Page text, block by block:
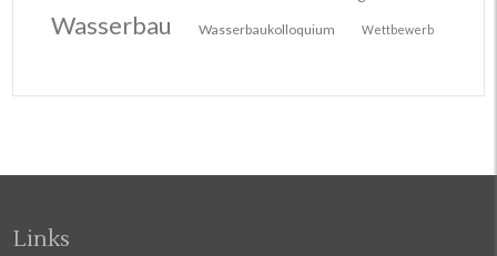
Wasserbau Wasserbaukolloquium Wettbewerb
Links